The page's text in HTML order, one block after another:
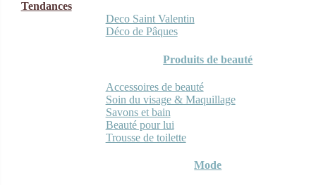
Tendances
Deco Saint Valentin
Déco de Pâques
Produits de beauté
Accessoires de beauté
Soin du visage & Maquillage
Savons et bain
Beauté pour lui
Trousse de toilette
Mode